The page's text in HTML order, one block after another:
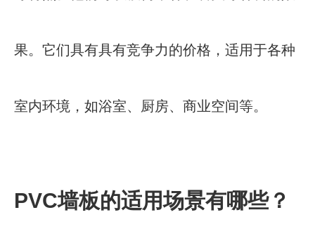
果。它们具有具有竞争力的价格，适用于各种
室内环境，如浴室、厨房、商业空间等。
PVC墙板的适用场景有哪些？